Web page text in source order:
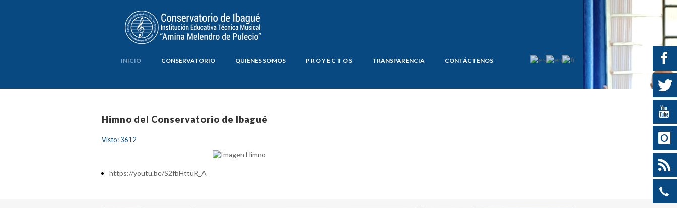
INICIO CONSERVATORIO QUIENES SOMOS P R O Y E C T O S TRANSPARENCIA CONTÁCTENOS
Himno del Conservatorio de Ibagué
Visto: 3612
https://youtu.be/S2fbHttuR_A